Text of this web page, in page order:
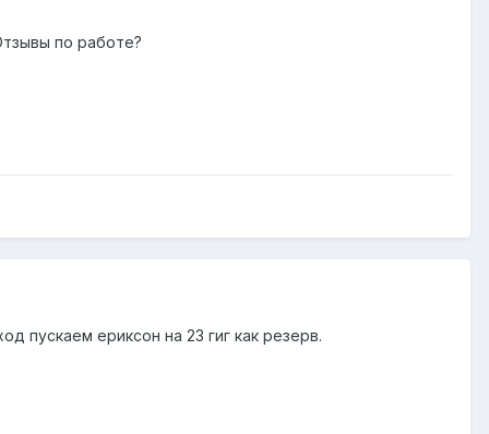
по работе?
пускаем ериксон на 23 гиг как резерв.